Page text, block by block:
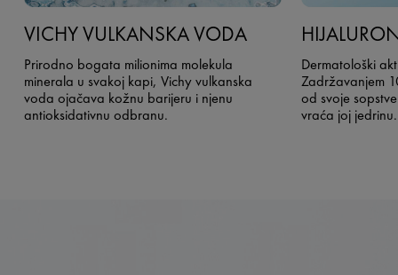
VICHY VULKANSKA VODA
Prirodno bogata milionima molekula
minerala u svakoj kapi, Vichy vulkanska
voda ojačava kožnu barijeru i njenu
antioksidativnu odbranu.
Dermatološki
Zadržavanjem
od svoje
vraća joj jedrinu.